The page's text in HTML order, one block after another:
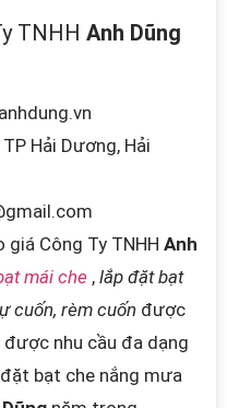
TNHH Anh Dũng
Hải Dương, Hải
Công Ty TNHH Anh
mái che , lắp đặt bạt
cuốn, rèm cuốn được
nhu cầu đa dạng
bạt che nắng mưa